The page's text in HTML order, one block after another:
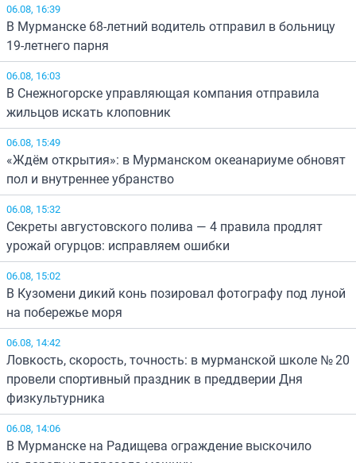
06.08, 16:39
В Мурманске 68-летний водитель отправил в больницу
19-летнего парня
06.08, 16:03
В Снежногорске управляющая компания отправила
жильцов искать клоповник
06.08, 15:49
«Ждём открытия»: в Мурманском океанариуме обновят
пол и внутреннее убранство
06.08, 15:32
Секреты августовского полива — 4 правила продлят
урожай огурцов: исправляем ошибки
06.08, 15:02
В Кузомени дикий конь позировал фотографу под луной
на побережье моря
06.08, 14:42
Ловкость, скорость, точность: в мурманской школе № 20
провели спортивный праздник в преддверии Дня
физкультурника
06.08, 14:06
В Мурманске на Радищева ограждение выскочило